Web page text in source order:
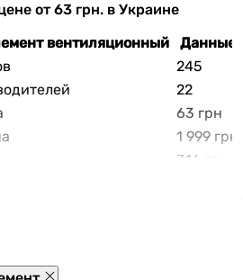
от 63 грн. в Украине
вентиляционный
Данные
245
22
63 грн
1 999 грн
316 грн
по Украине. При покупке
вентиляционный в нашем
способы оплаты,